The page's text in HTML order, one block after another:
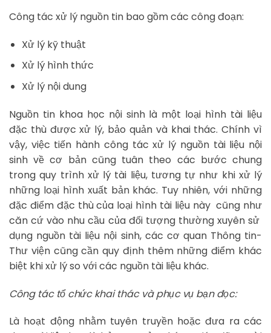
Công tác xử lý nguồn tin bao gồm các công đoạn:
Xử lý kỹ thuật
Xử lý hình thức
Xử lý nội dung
Nguồn tin khoa học nội sinh là một loại hình tài liệu
đặc thù được xử lý, bảo quản và khai thác. Chính vì
vậy, việc tiến hành công tác xử lý nguồn tài liệu nội
sinh về cơ bản cũng tuân theo các bước chung
trong quy trình xử lý tài liệu, tương tự như khi xử lý
những loại hình xuất bản khác. Tuy nhiên, với những
đặc điểm đặc thù của loại hình tài liệu này cũng như
căn cứ vào nhu cầu của đối tượng thường xuyên sử
dụng nguồn tài liệu nội sinh, các cơ quan Thông tin-
Thư viện cũng cần quy định thêm những điểm khác
biệt khi xử lý so với các nguồn tài liệu khác.
Công tác tổ chức khai thác và phục vụ bạn đọc:
Là hoạt động nhằm tuyên truyền hoặc đưa ra các